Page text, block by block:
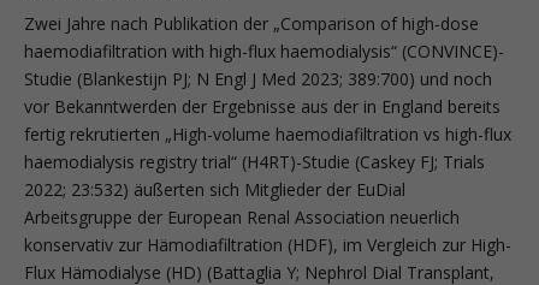
Zwei Jahre nach Publikation der „Comparison of high-dose
haemodiafiltration with high-flux haemodialysis“ (CONVINCE)-
Studie (Blankestijn PJ; N Engl J Med 2023; 389:700) und noch
vor Bekanntwerden der Ergebnisse aus der in England bereits
fertig rekrutierten „High-volume haemodiafiltration vs high-flux
haemodialysis registry trial“ (H4RT)-Studie (Caskey FJ; Trials
2022; 23:532) äußerten sich Mitglieder der EuDial
Arbeitsgruppe der Euro­pean Renal Association neuerlich
konservativ zur Hämodiafiltration (HDF), im Vergleich zur High-
Flux Hämodialyse (HD) (Battaglia Y; Nephrol Dial Transplant,